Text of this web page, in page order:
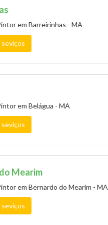
em Barreirinhas - MA
seviços
em Belágua - MA
seviços
Mearim
em Bernardo do Mearim - MA
seviços